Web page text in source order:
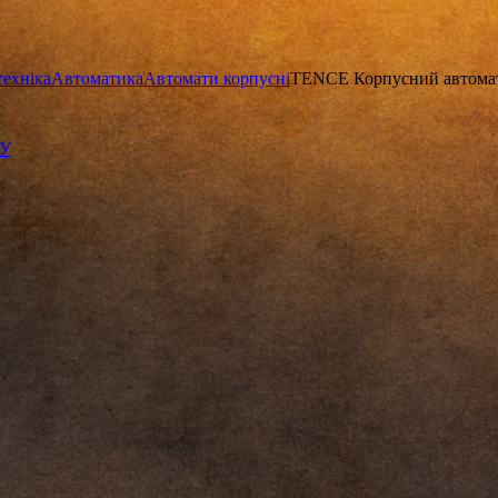
АвтоматикаАвтомати корпусніTENCE Корпусний